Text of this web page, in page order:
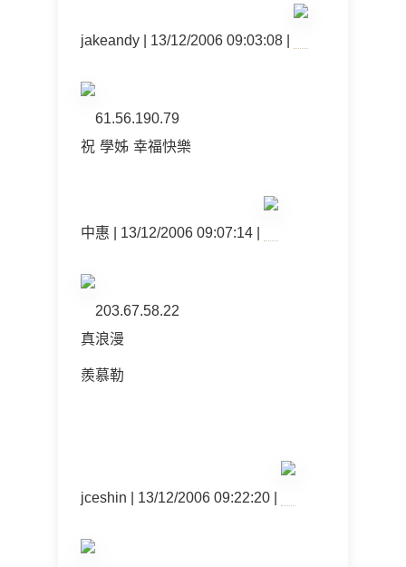
jakeandy | 13/12/2006 09:03:08 |
61.56.190.79
祝 學姊 幸福快樂
中惠 | 13/12/2006 09:07:14 |
203.67.58.22
真浪漫
羨慕勒
jceshin | 13/12/2006 09:22:20 |